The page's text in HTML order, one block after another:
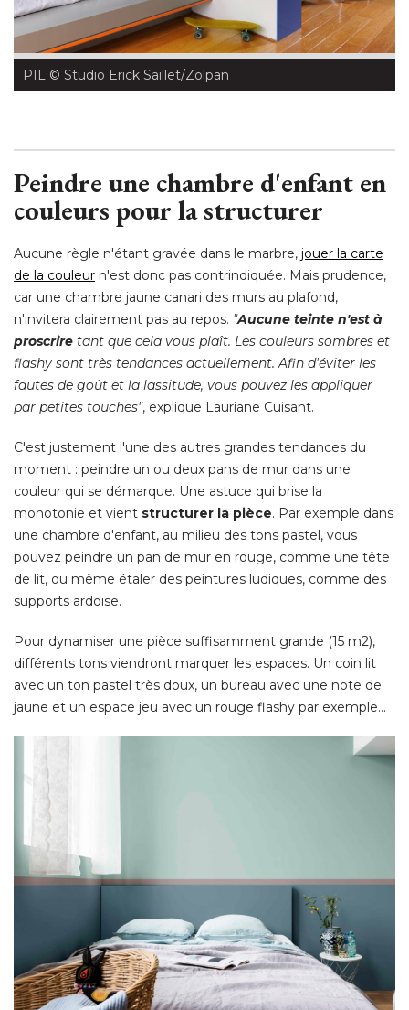
PIL © Studio Erick Saillet/Zolpan
Peindre une chambre d'enfant en
couleurs pour la structurer
Aucune règle n'étant gravée dans le marbre, jouer la carte
de la couleur n'est donc pas contrindiquée. Mais prudence,
car une chambre jaune canari des murs au plafond,
n'invitera clairement pas au repos. "Aucune teinte n'est à
proscrire tant que cela vous plaît. Les couleurs sombres et
flashy sont très tendances actuellement. Afin d'éviter les
fautes de goût et la lassitude, vous pouvez les appliquer
par petites touches", explique Lauriane Cuisant.
C'est justement l'une des autres grandes tendances du
moment : peindre un ou deux pans de mur dans une
couleur qui se démarque. Une astuce qui brise la
monotonie et vient structurer la pièce. Par exemple dans
une chambre d'enfant, au milieu des tons pastel, vous
pouvez peindre un pan de mur en rouge, comme une tête
de lit, ou même étaler des peintures ludiques, comme des
supports ardoise.
Pour dynamiser une pièce suffisamment grande (15 m2),
différents tons viendront marquer les espaces. Un coin lit
avec un ton pastel très doux, un bureau avec une note de
jaune et un espace jeu avec un rouge flashy par exemple...